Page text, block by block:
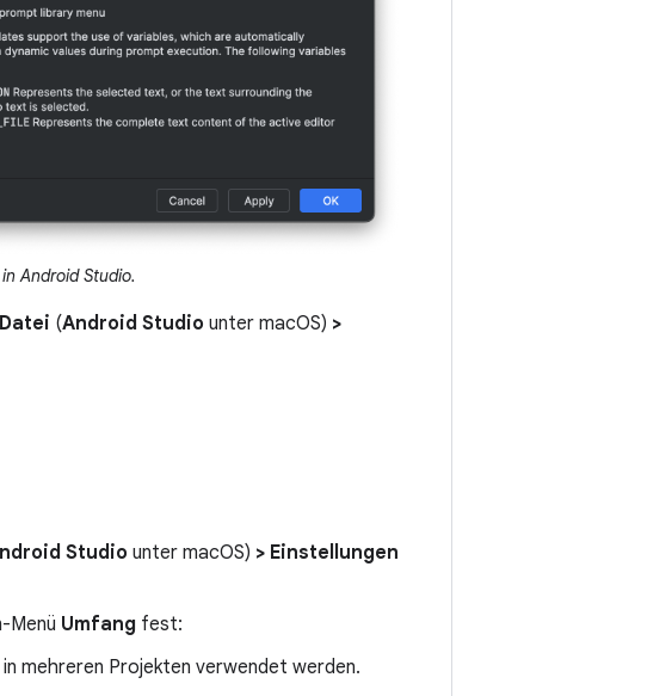
Android Studio.
Datei (Android Studio unter macOS) >
Studio unter macOS) > Einstellungen
Menü Umfang fest:
mehreren Projekten verwendet werden.